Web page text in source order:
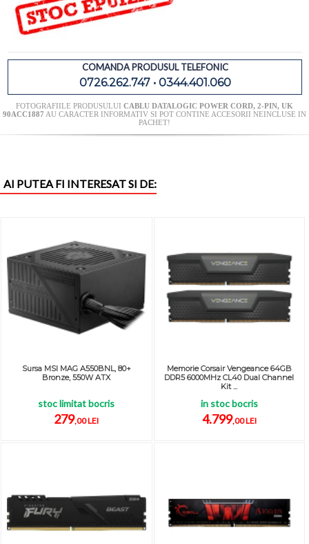
COMANDA PRODUSUL TELEFONIC
0726.262.747 • 0344.401.060
FOTOGRAFIILE PRODUSULUI CABLU DATALOGIC POWER CORD, 2-PIN, UK
90ACC1887 AU CARACTER INFORMATIV SI POT CONTINE ACCESORII NEINCLUSE IN
PACHET!
AI PUTEA FI INTERESAT SI DE:
Sursa MSI MAG A550BNL, 80+
Bronze, 550W ATX
stoc limitat bocris
279,00 LEI
Memorie Corsair Vengeance 64GB
DDR5 6000MHz CL40 Dual Channel
Kit ...
in stoc bocris
4.799,00 LEI